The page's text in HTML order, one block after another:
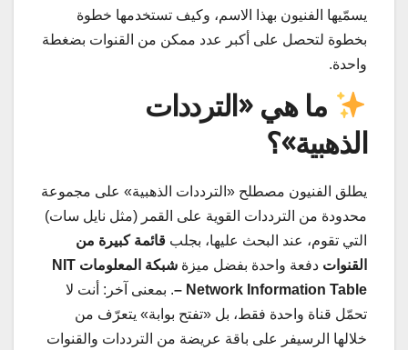
يسمّيها الفنيون بهذا الاسم، وكيف تستخدمها خطوة
بخطوة لتحصل على أكبر عدد ممكن من القنوات بضغطة
واحدة.
ما هي «الترددات
الذهبية»؟
يطلق الفنيون مصطلح «الترددات الذهبية» على مجموعة
محدودة من الترددات القوية على القمر (مثل نايل سات)
التي تقوم، عند البحث عليها، بجلب قائمة كبيرة من
القنوات دفعة واحدة بفضل ميزة
شبكة المعلومات NIT
– Network Information Table. بمعنى آخر: أنت لا
تحمّل قناة واحدة فقط، بل «تفتح بوابة» يتعرّف من
خلالها الرسيفر على باقة عريضة من الترددات والقنوات